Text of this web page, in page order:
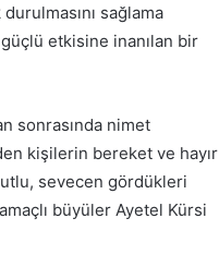
sağlama
etkisine inanılan bir
sonrasında nimet
kişilerin bereket ve hayır
sevecen gördükleri
büyüler Ayetel Kürsi